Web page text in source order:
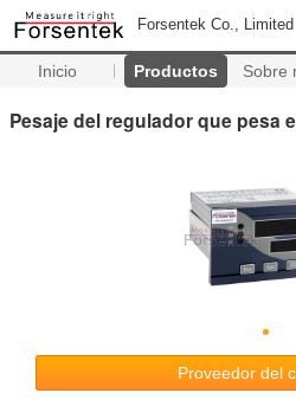
Forsentek Co., Limited
Inicio Productos Sobre
Pesaje del regulador que pesa
Proveedor del